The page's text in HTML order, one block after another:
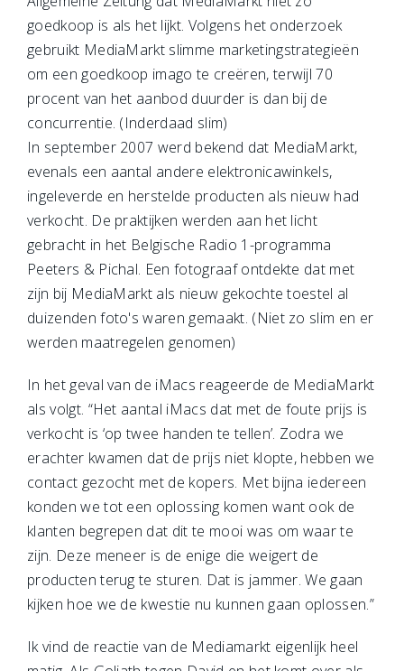
goedkoop is als het lijkt. Volgens het onderzoek
gebruikt MediaMarkt slimme marketingstrategieën
om een goedkoop imago te creëren, terwijl 70
procent van het aanbod duurder is dan bij de
concurrentie. (Inderdaad slim)
In september 2007 werd bekend dat MediaMarkt,
evenals een aantal andere elektronicawinkels,
ingeleverde en herstelde producten als nieuw had
verkocht. De praktijken werden aan het licht
gebracht in het Belgische Radio 1-programma
Peeters & Pichal. Een fotograaf ontdekte dat met
zijn bij MediaMarkt als nieuw gekochte toestel al
duizenden foto's waren gemaakt. (Niet zo slim en er
werden maatregelen genomen)
In het geval van de iMacs reageerde de MediaMarkt
als volgt. “Het aantal iMacs dat met de foute prijs is
verkocht is ‘op twee handen te tellen’. Zodra we
erachter kwamen dat de prijs niet klopte, hebben we
contact gezocht met de kopers. Met bijna iedereen
konden we tot een oplossing komen want ook de
klanten begrepen dat dit te mooi was om waar te
zijn. Deze meneer is de enige die weigert de
producten terug te sturen. Dat is jammer. We gaan
kijken hoe we de kwestie nu kunnen gaan oplossen.”
Ik vind de reactie van de Mediamarkt eigenlijk heel